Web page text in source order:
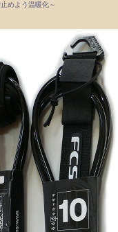
めよう温暖化～